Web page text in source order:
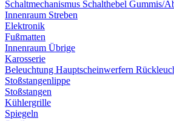
Schaltmechanismus Schalthebel Gummis/
Innenraum Streben
Elektronik
Fußmatten
Innenraum Übrige
Karosserie
Beleuchtung Hauptscheinwerfern
Stoßstangenlippe
Stoßstangen
Kühlergrille
Spiegeln